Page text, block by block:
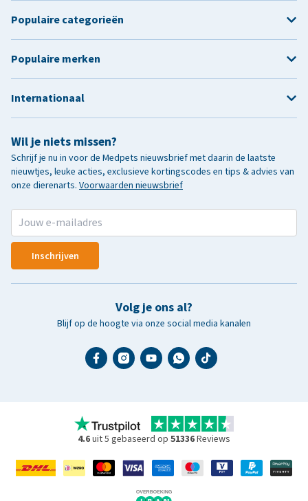
Wil je niets missen?
Schrijf je nu in voor de Medpets nieuwsbrief met daarin de laatste
nieuwtjes, leuke acties, exclusieve kortingscodes en tips & advies van
onze dierenarts. Voorwaarden nieuwsbrief
Inschrijven
Volg je ons al?
Blijf op de hoogte via onze social media kanalen
Populaire categorieën
Populaire merken
Internationaal
4.6uit 5 gebaseerd op 51336Reviews